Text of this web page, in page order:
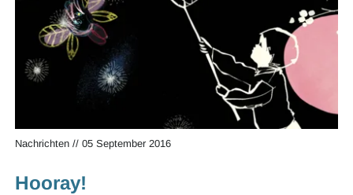
Nachrichten// 05 September 2016
Hooray!